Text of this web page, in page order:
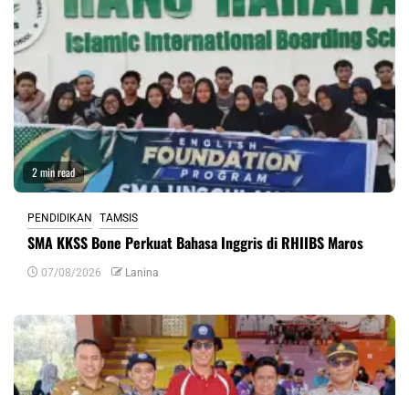
2 min read
PENDIDIKAN TAMSIS
SMA KKSS Bone Perkuat Bahasa Inggris di RHIIBS Maros
07/08/2026 Lanina